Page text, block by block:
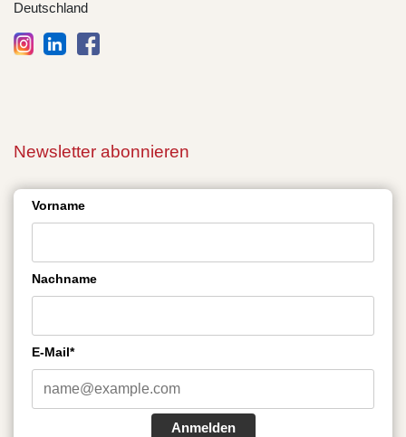
Deutschland
Newsletter abonnieren
Vorname
Nachname
E-Mail*
Anmelden